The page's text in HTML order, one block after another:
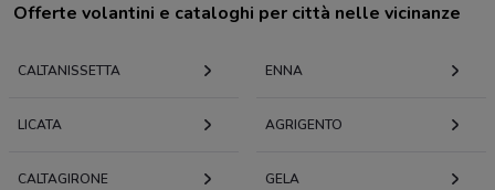
Offerte volantini e cataloghi per città nelle vicinanze
CALTANISSETTA ENNA
LICATA AGRIGENTO
CALTAGIRONE GELA